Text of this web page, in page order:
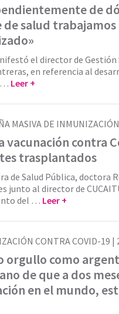
de
de salud
el director de
en referencia al
… Leer +
MASIVA DE
vacunación contra
trasplantados
de Salud Pública, doctora
junto al director de
del … Leer +
CONTRA COVID-19 |
orgullo como
de que a dos
en el mundo,